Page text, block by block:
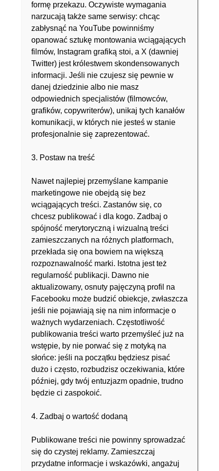
formę przekazu. Oczywiste wymagania
narzucają także same serwisy: chcąc
zabłysnąć na YouTube powinniśmy
opanować sztukę montowania wciągających
filmów, Instagram grafiką stoi, a X (dawniej
Twitter) jest królestwem skondensowanych
informacji. Jeśli nie czujesz się pewnie w
danej dziedzinie albo nie masz
odpowiednich specjalistów (filmowców,
grafików, copywriterów), unikaj tych kanałów
komunikacji, w których nie jesteś w stanie
profesjonalnie się zaprezentować.
3. Postaw na treść
Nawet najlepiej przemyślane kampanie
marketingowe nie obejdą się bez
wciągających treści. Zastanów się, co
chcesz publikować i dla kogo. Zadbaj o
spójność merytoryczną i wizualną treści
zamieszczanych na różnych platformach,
przekłada się ona bowiem na większą
rozpoznawalność marki. Istotna jest też
regularność publikacji. Dawno nie
aktualizowany, osnuty pajęczyną profil na
Facebooku może budzić obiekcje, zwłaszcza
jeśli nie pojawiają się na nim informacje o
ważnych wydarzeniach. Częstotliwość
publikowania treści warto przemyśleć już na
wstępie, by nie porwać się z motyką na
słońce: jeśli na początku będziesz pisać
dużo i często, rozbudzisz oczekiwania, które
później, gdy twój entuzjazm opadnie, trudno
będzie ci zaspokoić.
4. Zadbaj o wartość dodaną
Publikowane treści nie powinny sprowadzać
się do czystej reklamy. Zamieszczaj
przydatne informacje i wskazówki, angażuj